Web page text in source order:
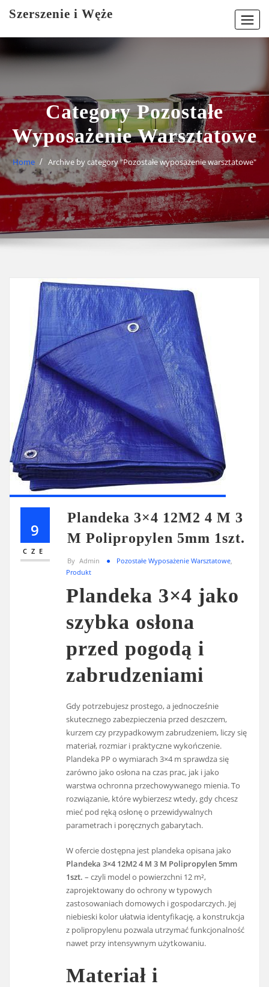
Szerszenie i Węże
Category Pozostałe
Wyposażenie Warsztatowe
Home Archive by category "Pozostałe wyposażenie warsztatowe"
9
CZE
Plandeka 3×4 12M2 4 M 3
M Polipropylen 5mm 1szt.
By Admin Pozostałe Wyposażenie Warsztatowe
Produkt
Plandeka 3×4 jako
szybka osłona
przed pogodą i
zabrudzeniami
Gdy potrzebujesz prostego, a jednocześnie
skutecznego zabezpieczenia przed deszczem,
kurzem czy przypadkowym zabrudzeniem, liczy się
materiał, rozmiar i praktyczne wykończenie.
Plandeka PP o wymiarach 3×4 m sprawdza się
zarówno jako osłona na czas prac, jak i jako
warstwa ochronna przechowywanego mienia. To
rozwiązanie, które wybierzesz wtedy, gdy chcesz
mieć pod ręką osłonę o przewidywalnych
parametrach i poręcznych gabarytach.
W ofercie dostępna jest plandeka opisana jako
Plandeka 3×4 12M2 4 M 3 M Polipropylen 5mm
1szt. – czyli model o powierzchni 12 m²,
zaprojektowany do ochrony w typowych
zastosowaniach domowych i gospodarczych. Jej
niebieski kolor ułatwia identyfikację, a konstrukcja
z polipropylenu pozwala utrzymać funkcjonalność
nawet przy intensywnym użytkowaniu.
Materiał i